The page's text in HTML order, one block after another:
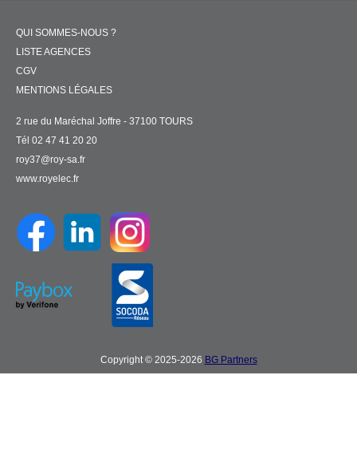
QUI SOMMES-NOUS ?
LISTE AGENCES
CGV
MENTIONS LÉGALES
2 rue du Maréchal Joffre - 37100 TOURS
Tél 02 47 41 20 20
roy37@roy-sa.fr
www.royelec.fr
Copyright © 2025-2026 BG Partners